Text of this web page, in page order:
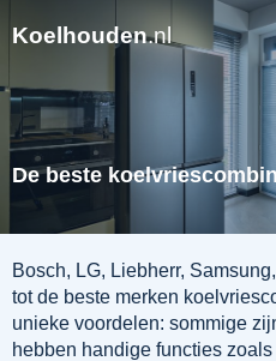
Koelhouden.nl
De beste
Bosch, LG, Liebherr,
tot de beste merken
unieke voordelen: sommige
hebben handige functies